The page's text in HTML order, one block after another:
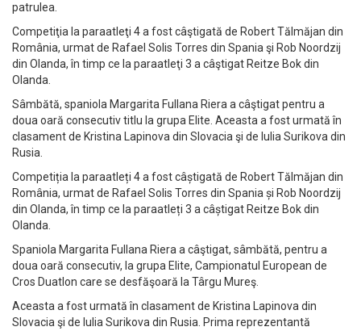
patrulea.
Competiţia la paraatleţi 4 a fost câştigată de Robert Tălmăjan din
România, urmat de Rafael Solis Torres din Spania şi Rob Noordzij
din Olanda, în timp ce la paraatleţi 3 a câştigat Reitze Bok din
Olanda.
Sâmbătă, spaniola Margarita Fullana Riera a câştigat pentru a
doua oară consecutiv titlu la grupa Elite. Aceasta a fost urmată în
clasament de Kristina Lapinova din Slovacia şi de Iulia Surikova din
Rusia.
Competiția la paraatleți 4 a fost câștigată de Robert Tălmăjan din
România, urmat de Rafael Solis Torres din Spania și Rob Noordzij
din Olanda, în timp ce la paraatleți 3 a câștigat Reitze Bok din
Olanda.
Spaniola Margarita Fullana Riera a câştigat, sâmbătă, pentru a
doua oară consecutiv, la grupa Elite, Campionatul European de
Cros Duatlon care se desfăşoară la Târgu Mureş.
Aceasta a fost urmată în clasament de Kristina Lapinova din
Slovacia şi de Iulia Surikova din Rusia. Prima reprezentantă